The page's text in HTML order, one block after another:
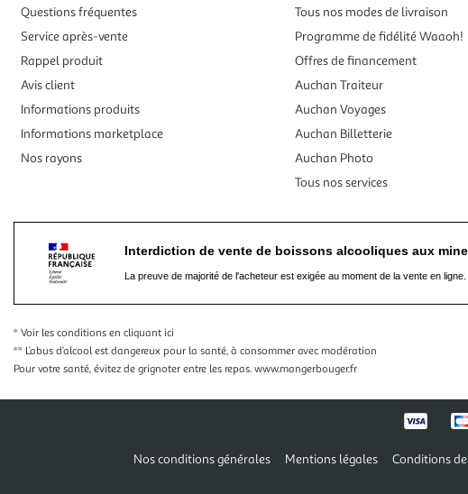
Questions fréquentes
Service après-vente
Rappel produit
Avis client
Informations produits
Informations marketplace
Nos rayons
Tous nos modes de livraison
Programme de fidélité Waaoh!
Offres de financement
Auchan Traiteur
Auchan Voyages
Auchan Billetterie
Auchan Photo
Tous nos services
Interdiction de vente de boissons alcooliques aux
La preuve de majorité de l'acheteur est exigée au moment de la vente en ligne.
* Voir les conditions en cliquant ici
** L’abus d’alcool est dangereux pour la santé, à consommer avec modération
Pour votre santé, évitez de grignoter entre les repas. www.mangerbouger.fr
Nos conditions générales Mentions légales Conditions